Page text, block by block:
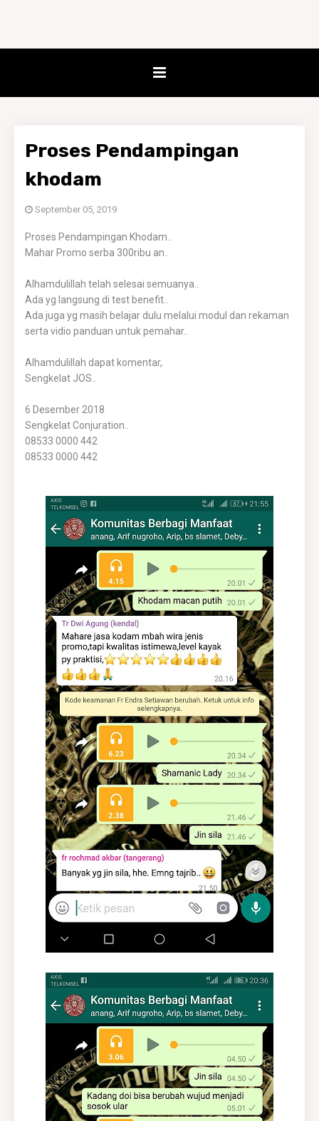
Proses Pendampingan
khodam
September 05, 2019
Proses Pendampingan Khodam..
Mahar Promo serba 300ribu an..
Alhamdulillah telah selesai semuanya..
Ada yg langsung di test benefit..
Ada juga yg masih belajar dulu melalui modul dan rekaman
serta vidio panduan untuk pemahar..
Alhamdulillah dapat komentar,
Sengkelat JOS..
6 Desember 2018
Sengkelat Conjuration..
08533 0000 442
08533 0000 442